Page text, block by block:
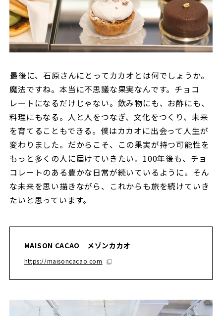
――最後に、石原さんにとってカカオとは何でしょうか。
魔法ですね。本当に不思議な果実なんです。チョコ
レートになるだけじゃない。飲み物にも、お酢にも、
料理にもなる。人と人をつなぎ、文化をつくり、未来
を育てることもできる。僕はカカオに出会って人生が
変わりました。だからこそ、この果実が持つ可能性を
もっと多くの人に届けていきたい。100年後も、チョ
コレートのある豊かな日常が続いているように。そん
な未来を思い描きながら、これからも旅を続けていき
たいと思っています。
MAISON CACAO メゾンカカオ
https://maisoncacao.com